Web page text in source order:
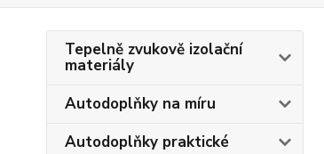
Tepelně zvukově izolační
materiály
Autodoplňky na míru
Autodoplňky praktické